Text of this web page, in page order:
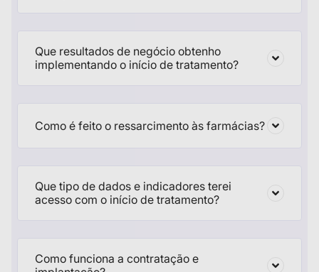
Que resultados de negócio obtenho
implementando o início de tratamento?
Como é feito o ressarcimento às farmácias?
Que tipo de dados e indicadores terei
acesso com o início de tratamento?
Como funciona a contratação e